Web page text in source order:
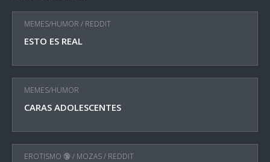
MEMES/HUMOR / REDDIT
ESTO ES REAL
MEMES/HUMOR
CARAS ADOLESCENTES
EROTISMO 🔞/ MOZAS/ REDDIT